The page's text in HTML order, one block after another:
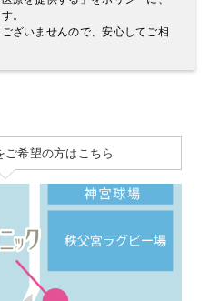
。
ざいませんので、安心してご相
希望の方はこちら